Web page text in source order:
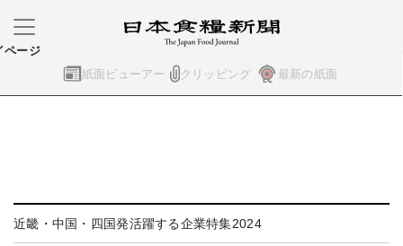
紙面ビューアー クリッピング 最新の紙面
ページ
近畿・中国・四国発活躍する企業特集2024